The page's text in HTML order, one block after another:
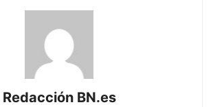
Redacción BN.es